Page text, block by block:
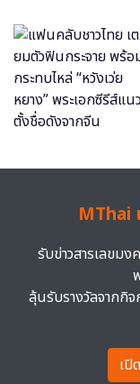
MThai
รับข่าวสารเลขมง
ลุ้นรับรางวัลจากกิ
เปิ